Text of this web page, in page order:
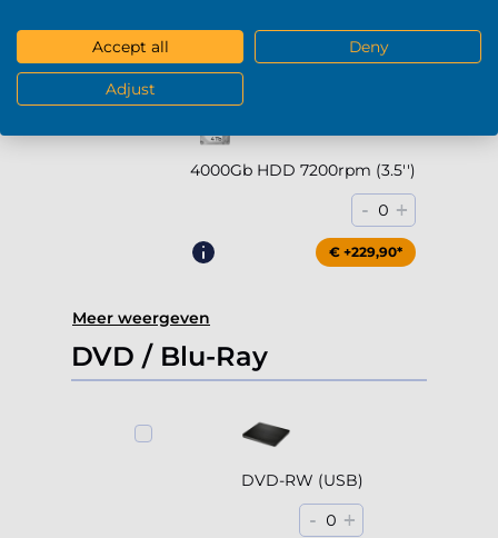
€ +169,90*
4000Gb HDD 7200rpm (3.5'')
- 0 +
€ +229,90*
Meer weergeven
DVD / Blu-Ray
DVD-RW (USB)
- 0 +
Accept all Deny
Adjust